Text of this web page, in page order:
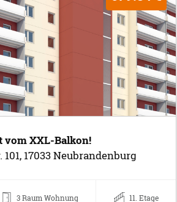
vom XXL-Balkon!
17033 Neubrandenburg
3 Raum Wohnung 11. Etage